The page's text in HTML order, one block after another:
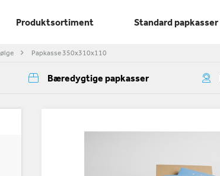
Produktsortiment Standard papkasser
Papkasse 350x310x110
Bæredygtige papkasser